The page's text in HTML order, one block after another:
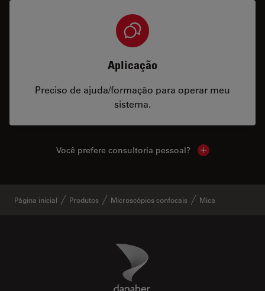
Aplicação
Preciso de ajuda/formação para operar meu
sistema.
Você prefere consultoria pessoal? Show local
Página inicial Produtos Microscópios confocais Mica
Danaher Logo